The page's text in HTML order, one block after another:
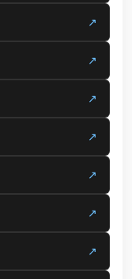
↗
↗
↗
↗
↗
↗
↗